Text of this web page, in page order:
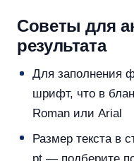
Советы для
результата
Для заполнения
шрифт, что в
Roman или Arial
Размер текста в
pt — подберите